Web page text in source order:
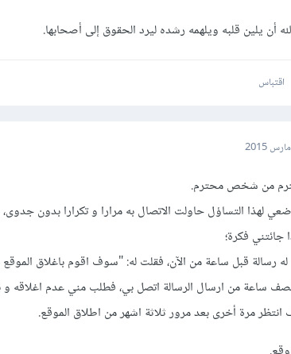
أن يلين قلبه ويلهمه رشده ليرد الحقوق إلى أصحابها.
اقتباس
من شخص محترم.
لهذا التساؤل حاولت الاتصال به مرارا و تكرارا بدون
جائتني فكرة؛
رسالة قبل ساعة من الآن، فقلت له: "سوف اقوم باغلاق
ساعة من ارسال الرسالة اتصل بي، فطلب مني عدم اغلاقه و
مرة أخرى بعد مرور ثلاثة اشهر من اطلاق الموقع.